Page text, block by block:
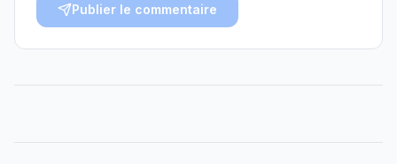
Publier le commentaire